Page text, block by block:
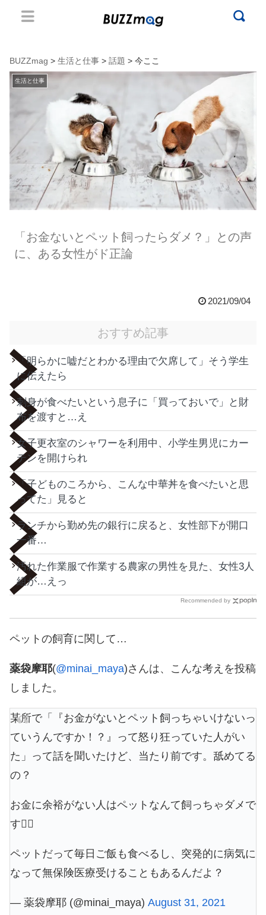
BUZZmag > 生活と仕事 > 話題 > 今ここ
生活と仕事
「お金ないとペット飼ったらダメ？」との声
に、ある女性がド正論
2021/09/04
おすすめ記事
「明らかに嘘だとわかる理由で欠席して」そう学生
に伝えたら
刺身が食べたいという息子に「買っておいで」と財
布を渡すと…え
女子更衣室のシャワーを利用中、小学生男児にカー
テンを開けられ
「子どものころから、こんな中華丼を食べたいと思
ってた」見ると
ランチから勤め先の銀行に戻ると、女性部下が開口
一番…
汚れた作業服で作業する農家の男性を見た、女性3人
組が…えっ
Recommended by
ペットの飼育に関して…
薬袋摩耶(@minai_maya)さんは、こんな考えを投稿
しました。
某所で「『お金がないとペット飼っちゃいけないっ
ていうんですか！？』って怒り狂っていた人がい
た」って話を聞いたけど、当たり前です。舐めてる
の？
お金に余裕がない人はペットなんて飼っちゃダメで
す🙅‍♀️
ペットだって毎日ご飯も食べるし、突発的に病気に
なって無保険医療受けることもあるんだよ？
— 薬袋摩耶 (@minai_maya) August 31, 2021